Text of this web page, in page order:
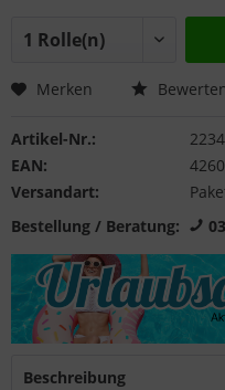
Merken
Artikel-Nr.:
EAN:
Versandart:
Bestellung / Beratung:
Beschreibung